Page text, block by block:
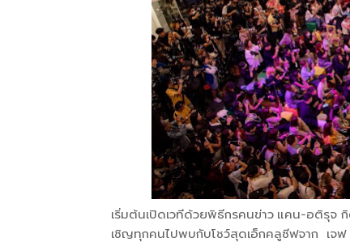
เริ่มต้นเปิดเวทีด้วยพิธีกรคนข่าว แคน-อติรุจ
เชิญทุกคนไปพบกับโชว์สุดเอ็กคลูซีฟจาก เจ